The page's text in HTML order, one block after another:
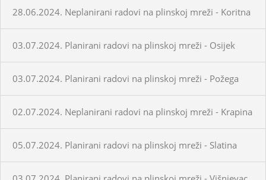
28.06.2024. Neplanirani radovi na plinskoj mreži - Koritna
03.07.2024. Planirani radovi na plinskoj mreži - Osijek
03.07.2024. Planirani radovi na plinskoj mreži - Požega
02.07.2024. Neplanirani radovi na plinskoj mreži - Krapina
05.07.2024. Planirani radovi na plinskoj mreži - Slatina